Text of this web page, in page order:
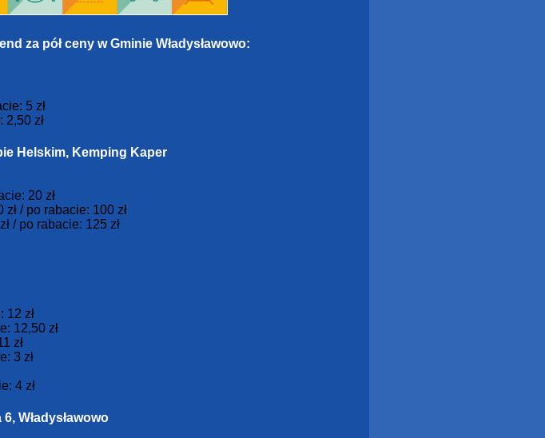
za pół ceny w Gminie Władysławowo:
5 zł
2,50 zł
Helskim, Kemping Kaper
20 zł
/ po rabacie: 100 zł
/ po rabacie: 125 zł
12 zł
12,50 zł
zł
3 zł
4 zł
Władysławowo